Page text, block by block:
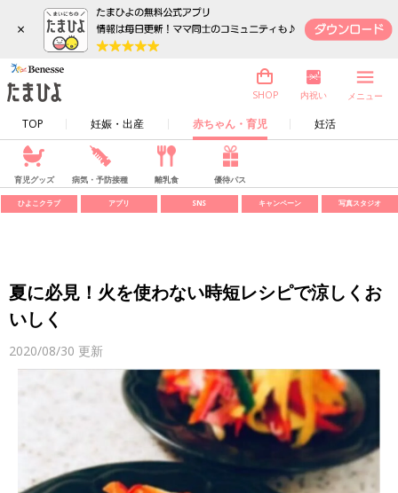
×
TOP 妊娠・出産 赤ちゃん・育児 妊活
SHOP 内祝い メニュー
育児グッズ 病気・予防接種 離乳食 優待パス
ひよこクラブ アプリ SNS キャンペーン 写真スタジオ
夏に必見！火を使わない時短レシピで涼しくお
いしく
2020/08/30 更新